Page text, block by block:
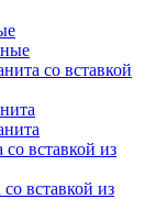
со вставкой
вставкой из
вставкой из